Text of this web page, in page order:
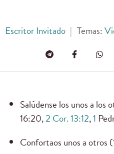
Escritor Invitado | Temas:
Salúdense los unos a los
16:20,2 Cor. 13:12,1
Confortaos unos a otros